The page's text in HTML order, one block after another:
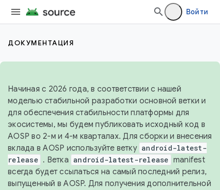
Войти
ДОКУМЕНТАЦИЯ
Начиная с 2026 года, в соответствии с нашей
моделью стабильной разработки основной ветки и
для обеспечения стабильности платформы для
экосистемы, мы будем публиковать исходный код в
AOSP во 2-м и 4-м кварталах. Для сборки и внесения
вклада в AOSP используйте ветку android-latest-
release . Ветка android-latest-release manifest
всегда будет ссылаться на самый последний релиз,
выпущенный в AOSP. Для получения дополнительной